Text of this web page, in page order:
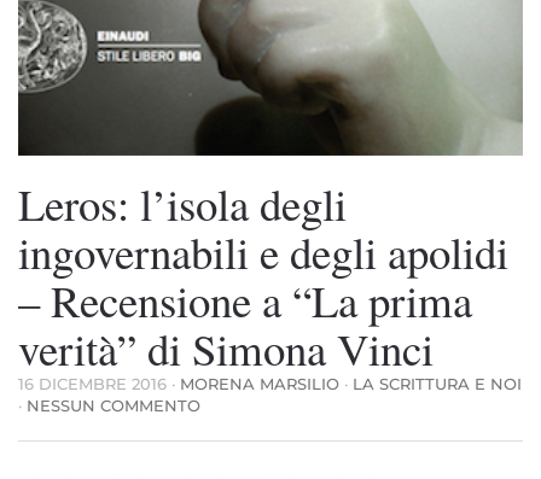
Leros: l’isola degli
ingovernabili e degli apolidi
– Recensione a “La prima
verità” di Simona Vinci
16 DICEMBRE 2016 · MORENA MARSILIO · LA SCRITTURA E NOI
· NESSUN COMMENTOSU
L’ISOLA